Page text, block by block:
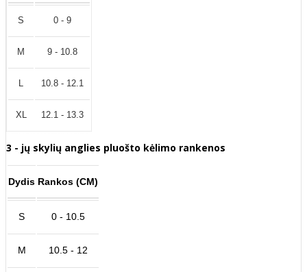
S 0 - 9
M 9 - 10.8
L 10.8 - 12.1
XL 12.1 - 13.3
3 - jų skylių anglies pluošto kėlimo rankenos
Dydis Rankos (CM)
S 0 - 10.5
M 10.5 - 12